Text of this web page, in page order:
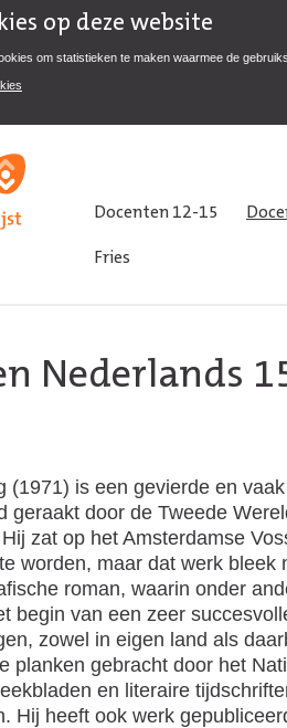
op deze website
om statistieken te maken waarmee de
Docenten 12-15
Fries
Nederlands
(1971) is een gevierde en
geraakt door de Tweede
zat op het Amsterdamse
worden, maar dat werk
roman, waarin onder
begin van een zeer
zowel in eigen land als
planken gebracht door het
en literaire
Hij heeft ook werk